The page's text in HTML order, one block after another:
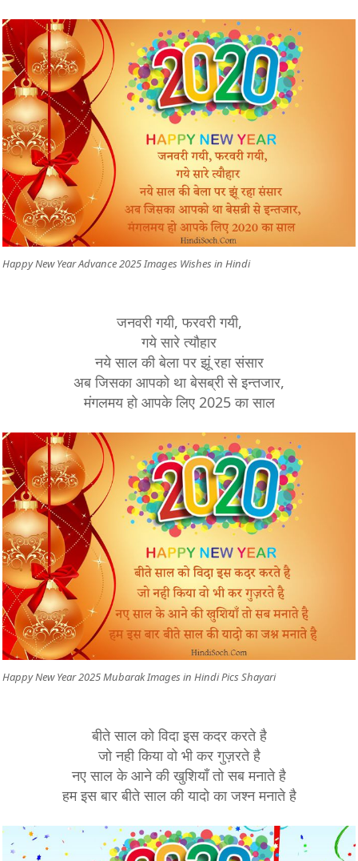
Happy New Year Advance 2025 Images Wishes in Hindi
जनवरी गयी, फरवरी गयी,
गये सारे त्यौहार
नये साल की बेला पर झूं रहा संसार
अब जिसका आपको था बेसब्री से इन्तजार,
मंगलमय हो आपके लिए 2025 का साल
Happy New Year 2025 Mubarak Images in Hindi Pics Shayari
बीते साल को विदा इस कदर करते है
जो नही किया वो भी कर गुज़रते है
नए साल के आने की खुशियाँ तो सब मनाते है
हम इस बार बीते साल की यादो का जश्न मनाते है